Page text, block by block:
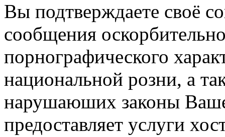
Вы подтверждаете своё
сообщения
порнографического
национальной розни, а
нарушаюших законы
предоставляет услуги